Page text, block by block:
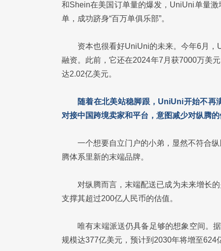
和Shein在美国订单量的爆发，UniUni单量
单，成功跻身“百万单俱乐部”。
资本也很看好UniUni的未来。今年6月
融资。此前，它还在2024年7月获7000万美
达2.02亿美元。
随着在北美站稳脚跟，UniUni开始不再
对接中国跨境卖家和平台，意图减少对纵腾
一个想要自立门户的小弟，显然不符合
腾体系里新的末端品牌。
对纵腾而言，末端配送已成为未来增长
支撑其超过200亿人民币的估值。
唯有末端派送仍具备足够的想象空间。
规模达377亿美元，预计到2030年将增至624